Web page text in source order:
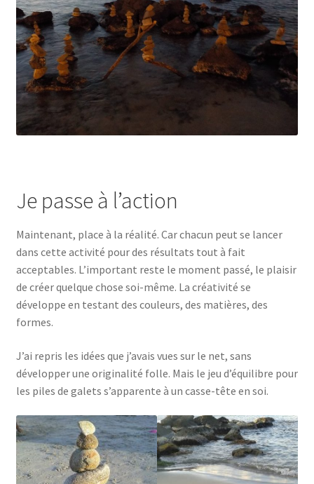
Je passe à l’action
Maintenant, place à la réalité. Car chacun peut se lancer
dans cette activité pour des résultats tout à fait
acceptables. L’important reste le moment passé, le plaisir
de créer quelque chose soi-même. La créativité se
développe en testant des couleurs, des matières, des
formes.
J’ai repris les idées que j’avais vues sur le net, sans
développer une originalité folle. Mais le jeu d’équilibre pour
les piles de galets s’apparente à un casse-tête en soi.